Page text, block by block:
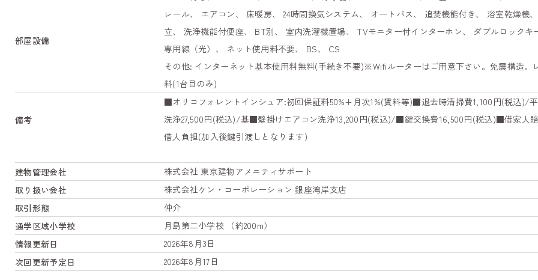
部屋設備
レール、 エアコン、 床暖房、 24時間換気システム、 オートバス、 追焚機能付き、 浴室乾燥機
立、 洗浄機能付便座、 BT別、 室内洗濯機置場、 TVモニター付インターホン、 ダブルロックキ
専用線（光）、 ネット使用料不要、 BS、 CS
その他: インターネット基本使用料無料(手続き不要)※Wifiルーターはご用意下さい。免震構造。
料(1台目のみ)
備考
■オリコフォレントインシュア:初回保証料50%+月次1%(賃料等)■退去時清掃費1,100円(税込)/
洗浄27,500円(税込)/基■壁掛けエアコン洗浄13,200円(税込)/■鍵交換費16,500円(税込)■借家人
借人負担(加入後鍵引渡しとなります)
建物管理会社
株式会社 東京建物アメニティサポート
取り扱い会社
株式会社ケン・コーポレーション 銀座湾岸支店
取引形態
仲介
通学区域小学校
月島第二小学校 （約200m）
情報更新日
2026年8月3日
次回更新予定日
2026年8月17日